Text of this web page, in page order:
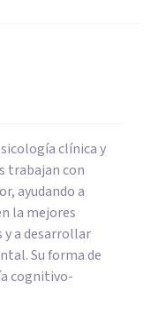
clínica y
trabajan con
ayudando a
la mejores
y a desarrollar
Su forma de
cognitivo-